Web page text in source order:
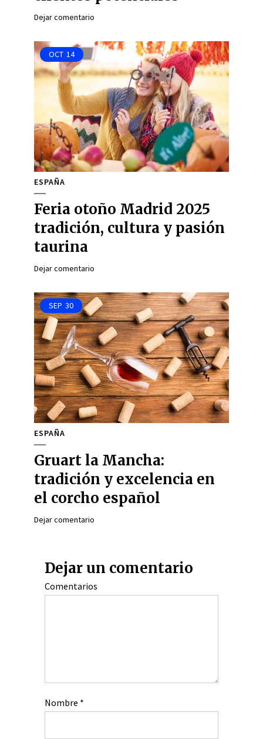
Dejar comentario
OCT 14
ESPAÑA
Feria otoño Madrid 2025
tradición, cultura y pasión
taurina
Dejar comentario
SEP 30
ESPAÑA
Gruart la Mancha:
tradición y excelencia en
el corcho español
Dejar comentario
Dejar un comentario
Comentarios
Nombre *